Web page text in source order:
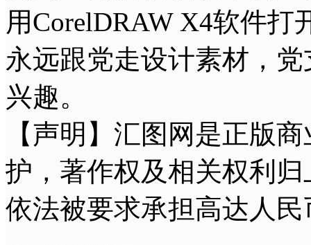
用CorelDRAW X4软件
永远跟党走设计素材，
兴趣。
【声明】汇图网是正版
护，著作权及相关权利
依法被要求承担高达人